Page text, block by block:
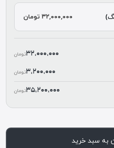
۳۲,۰۰۰,۰۰۰ تومان
۳۲,۰۰۰,۰۰۰تومان
۳,۲۰۰,۰۰۰تومان
۳۵,۲۰۰,۰۰۰تومان
به سبد خرید